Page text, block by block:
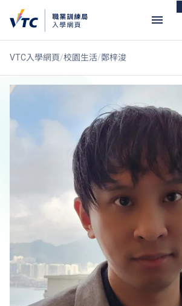
VTC入學網頁 校園生活 鄭梓浚